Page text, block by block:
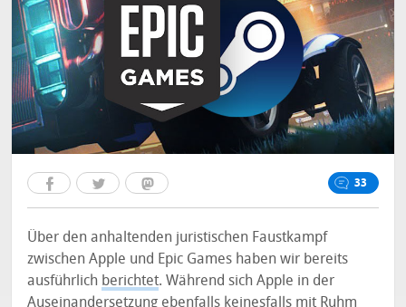
33
Über den anhaltenden juristischen Faustkampf
zwischen Apple und Epic Games haben wir bereits
ausführlich berichtet. Während sich Apple in der
Auseinandersetzung ebenfalls keinesfalls mit Ruhm